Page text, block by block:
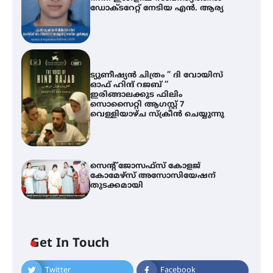
ഡോക്ടറേറ്റ് നേടിയ എൻ. ആര്യ
ട്യുണീഷ്യൻ ചിത്രം ” ദി വോയിസ്
ഓഫ് ഹിന്ദ് റജബ് ”
ഇരിങ്ങാലക്കുട ഫിലിം
സൊസൈറ്റി ആഗസ്റ്റ് 7
വെള്ളിയാഴ്ച സ്‌ക്രീൻ ചെയ്യുന്നു
സെന്റ് ജോസഫ്സ് കോളജ്
കോമേഴ്‌സ് അസോസിയേഷന്
തുടക്കമായി
Get In Touch
Twitter Facebook
എം.ജി. യൂണിവേഴ്‌സിറ്റിയിൽ നിന്ന്
ഡോക്ടറേറ്റ് നേടിയ എൻ. ആര്യ